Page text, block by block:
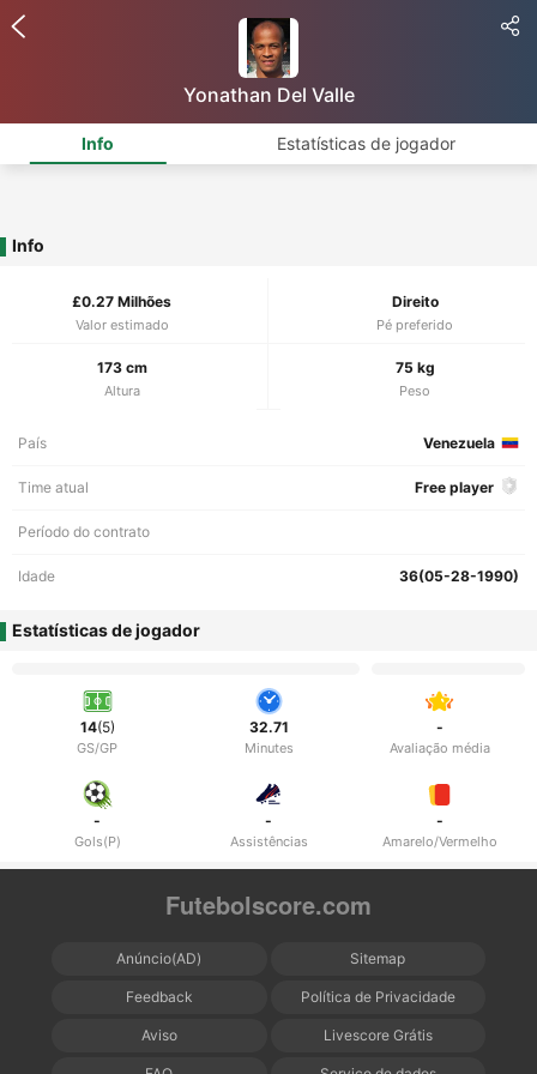
Yonathan Del Valle
Info Estatísticas de jogador
Info
£0.27 Milhões
Valor estimado
Direito
Pé preferido
173 cm
Altura
75 kg
Peso
País Venezuela
Time atual Free player
Período do contrato
Idade 36(05-28-1990)
Estatísticas de jogador
14(5)
GS/GP
32.71
Minutes
-
Avaliação média
-
Gols(P)
-
Assistências
-
Amarelo/Vermelho
Futebolscore.com
Anúncio(AD) Sitemap
Feedback Política de Privacidade
Aviso Livescore Grátis